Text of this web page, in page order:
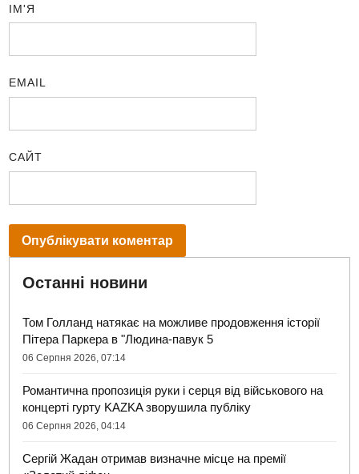
ІМ'Я
EMAIL
САЙТ
Останні новини
Том Голланд натякає на можливе продовження історії
Пітера Паркера в "Людина-павук 5
06 Серпня 2026, 07:14
Романтична пропозиція руки і серця від військового на
концерті гурту KAZKA зворушила публіку
06 Серпня 2026, 04:14
Сергій Жадан отримав визначне місце на премії